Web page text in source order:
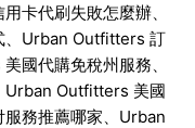
卡代刷失敗怎麼辦、
、Urban Outfitters 訂
國代購免稅州服務、
Urban Outfitters 美國
務推薦哪家、Urban